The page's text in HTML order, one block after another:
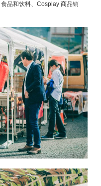
品和饮料、Cosplay 商品销